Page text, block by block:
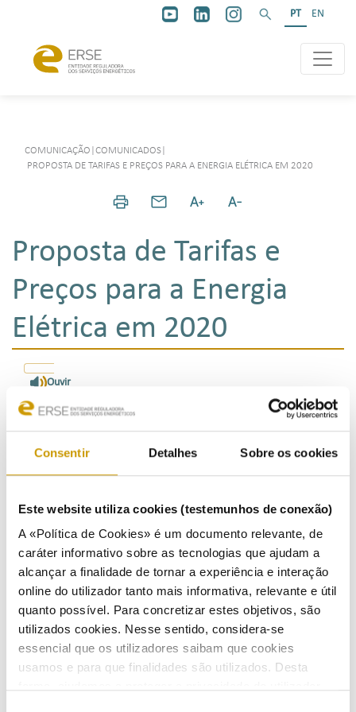
Consentir Detalhes Sobre os cookies
Este website utiliza cookies (testemunhos de conexão)
A «Política de Cookies» é um documento relevante, de
caráter informativo sobre as tecnologias que ajudam a
alcançar a finalidade de tornar a experiência e interação
online do utilizador tanto mais informativa, relevante e útil
quanto possível. Para concretizar estes objetivos, são
utilizados cookies. Nesse sentido, considera-se
essencial que os utilizadores saibam que cookies
usamos e para que finalidades são utilizados. Desta
PT EN
COMUNICAÇÃO COMUNICADOS
PROPOSTA DE TARIFAS E PREÇOS PARA A ENERGIA ELÉTRICA EM 2020
Proposta de Tarifas e
Preços para a Energia
Elétrica em 2020
Ouvir
15/10/2019
Comunicado
Dossier de Imprensa